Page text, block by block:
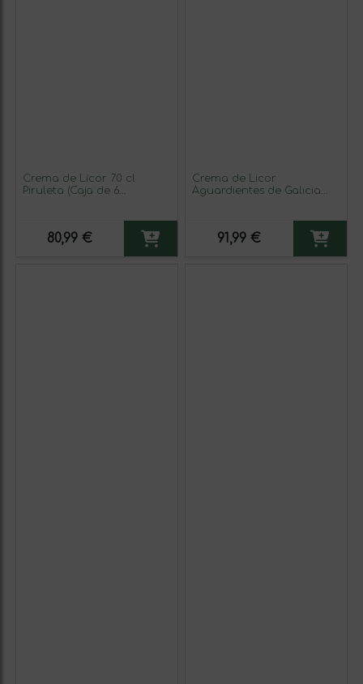
Crema de Licor 70 cl
Piruleta (Caja de 6
80,99 €
Crema de Licor
Aguardientes de Galicia
91,99 €